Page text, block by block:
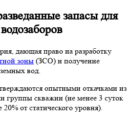
запасы для
дающая право на разработку
зоны (ЗСО) и получение
вод.
опытными откачками из
группы скважин (не менее 3 суток
от статического уровня).